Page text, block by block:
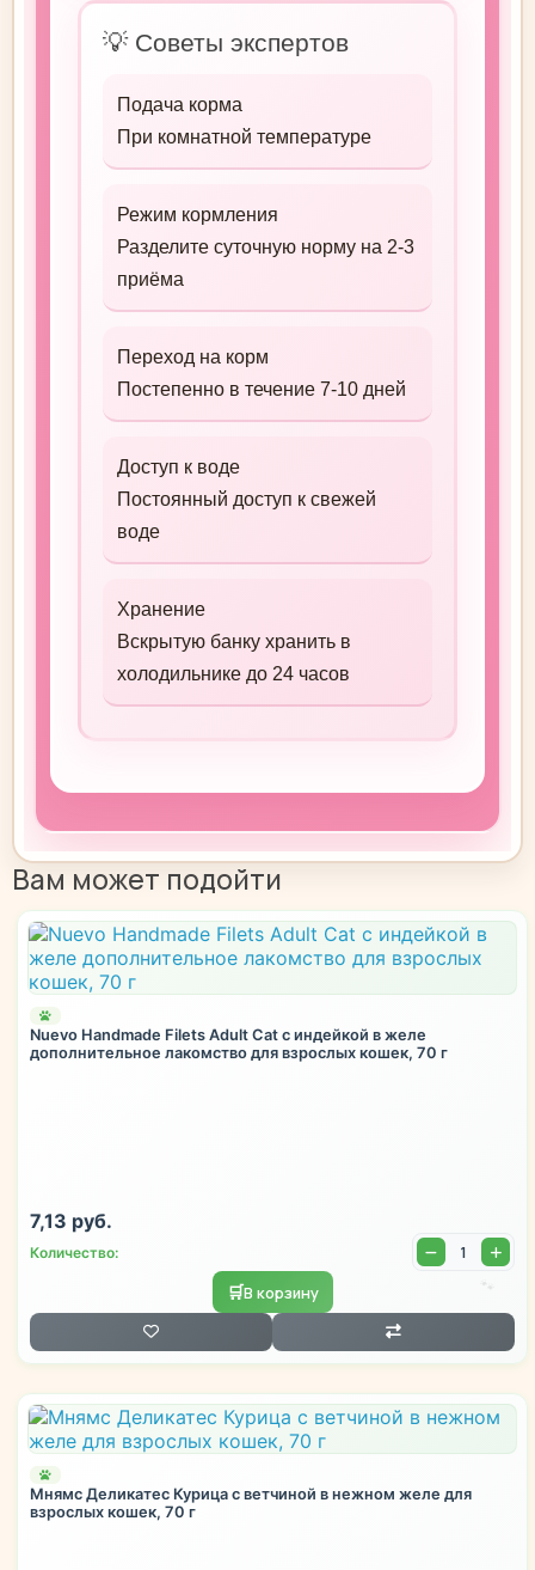
💡 Советы экспертов
Подача корма
При комнатной температуре
Режим кормления
Разделите суточную норму на 2-3
приёма
Переход на корм
Постепенно в течение 7-10 дней
Доступ к воде
Постоянный доступ к свежей
воде
Хранение
Вскрытую банку хранить в
холодильнике до 24 часов
Вам может подойти
🐾
Nuevo Handmade Filets Adult Cat с индейкой в желе
дополнительное лакомство для взрослых кошек, 70 г
7,13 руб.
Количество:
🛒В корзину
🐾
Мнямс Деликатес Курица с ветчиной в нежном желе для
взрослых кошек, 70 г